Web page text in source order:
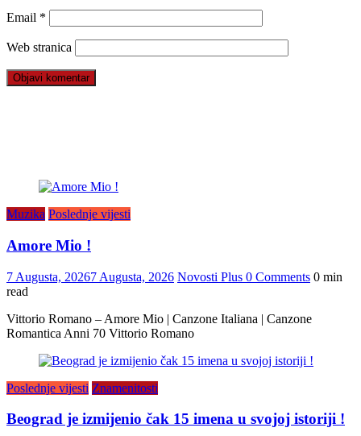
Email *
Web stranica
Muzika Poslednje vijesti
Amore Mio !
7 Augusta, 20267 Augusta, 2026 Novosti Plus 0 Comments 0 min
read
Vittorio Romano – Amore Mio | Canzone Italiana | Canzone
Romantica Anni 70 Vittorio Romano
Poslednje vijesti Znamenitosti
Beograd je izmijenio čak 15 imena u svojoj istoriji !